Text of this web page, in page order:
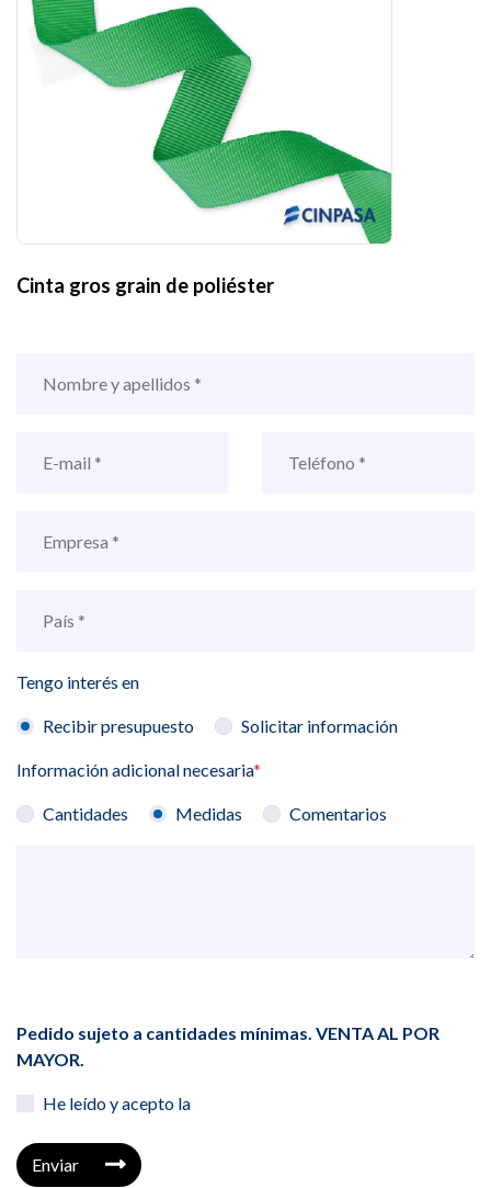
Cinta gros grain de poliéster
Tengo interés en
Recibir presupuesto Solicitar información
Información adicional necesaria*
Cantidades Medidas Comentarios
Pedido sujeto a cantidades mínimas. VENTA AL POR
MAYOR.
He leído y acepto la
Enviar